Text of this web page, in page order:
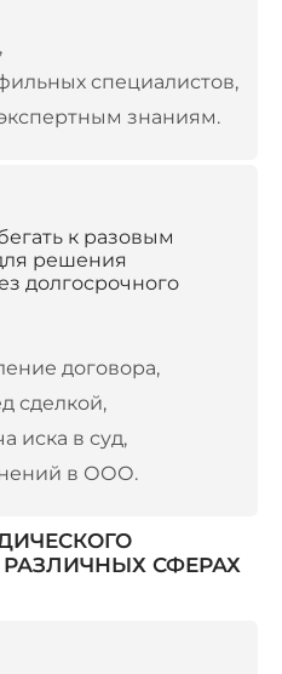
специалистов,
знаниям.
к разовым
решения
долгосрочного
договора,
сделкой,
иска в суд,
в ООО.
СФЕРАХ